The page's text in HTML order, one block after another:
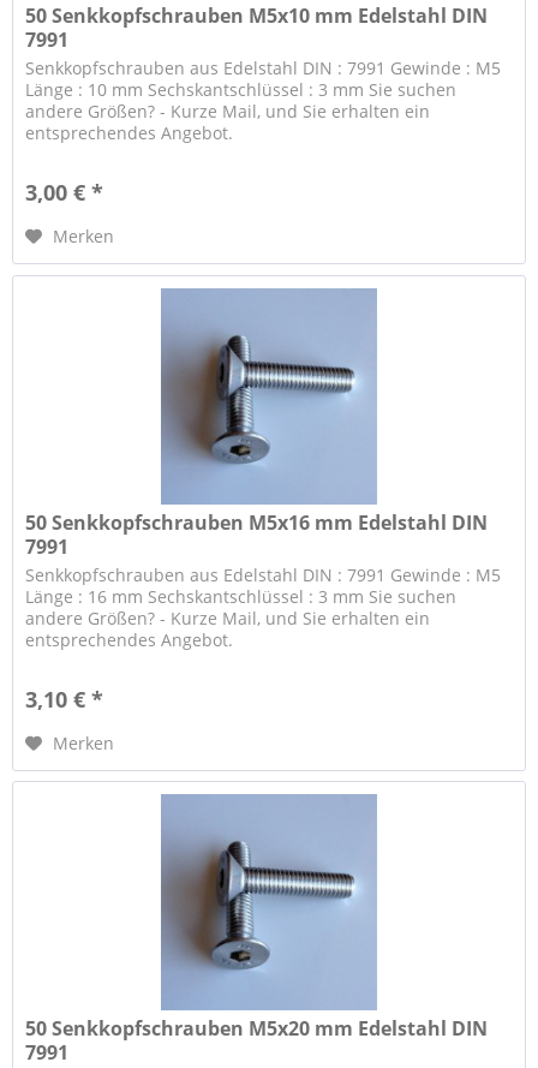
50 Senkkopfschrauben M5x10 mm Edelstahl DIN
7991
Senkkopfschrauben aus Edelstahl DIN : 7991 Gewinde : M5
Länge : 10 mm Sechskantschlüssel : 3 mm Sie suchen
andere Größen? - Kurze Mail, und Sie erhalten ein
entsprechendes Angebot.
3,00 € *
Merken
50 Senkkopfschrauben M5x16 mm Edelstahl DIN
7991
Senkkopfschrauben aus Edelstahl DIN : 7991 Gewinde : M5
Länge : 16 mm Sechskantschlüssel : 3 mm Sie suchen
andere Größen? - Kurze Mail, und Sie erhalten ein
entsprechendes Angebot.
3,10 € *
Merken
50 Senkkopfschrauben M5x20 mm Edelstahl DIN
7991